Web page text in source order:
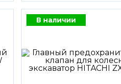
В наличии